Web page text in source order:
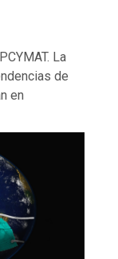
La
de
en